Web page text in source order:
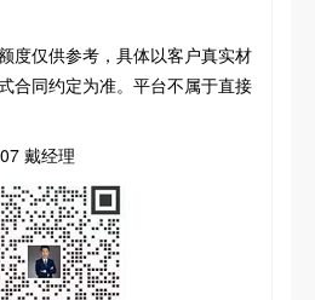
度仅供参考，具体以客户真实材
合同约定为准。平台不属于直接
戴经理